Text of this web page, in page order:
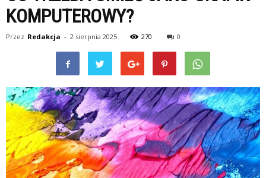
KOMPUTEROWY?
Przez Redakcja - 2 sierpnia 2025 270 0